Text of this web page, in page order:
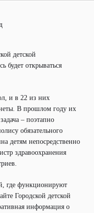
детской
будет открываться
и в 22 из них
В прошлом году их
– поэтапно
обязательного
детям непосредственно
здравоохранения
где функционируют
Городской детской
информация о